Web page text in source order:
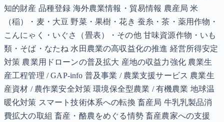
知的財産 品種登録 海外農業情報・貿易情報 農産局 米
（稲）・麦・大豆 野菜・果樹・花き 蚕糸・茶・薬用作物・
こんにゃく・いぐさ（畳表）・その他 甘味資源作物・いも
類・そば・なたね 水田農業の高収益化の推進 経営所得安定
対策 農業用ドローンの普及拡大 産地の収益力強化 農業生
産工程管理 / GAP-info 普及事業 / 農業支援サービス 農業生
産資材 / 農作業安全対策 環境保全型農業 / 有機農業 地球温
暖化対策 スマート技術体系への転換 畜産局 牛乳乳製品消
費拡大の取組 畜産・酪農をめぐる情勢 畜産農家への支援